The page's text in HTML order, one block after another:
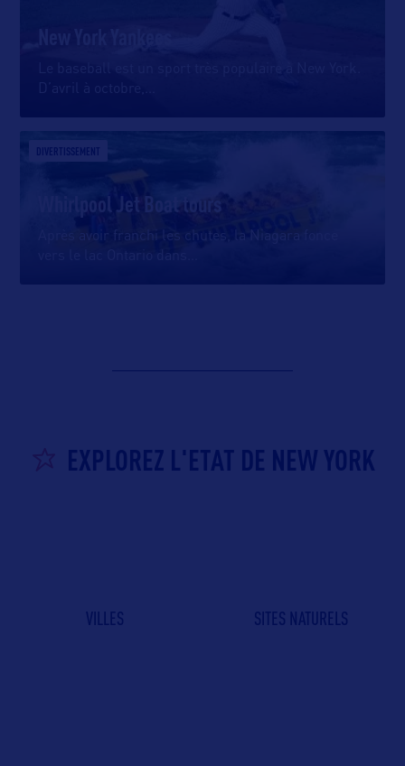
DIVERTISSEMENT
Whirlpool Jet Boat tours
Après avoir franchi les chutes, la Niagara fonce
EXPLOREZ L'ETAT DE NEW YORK
VILLES SITES NATURELS